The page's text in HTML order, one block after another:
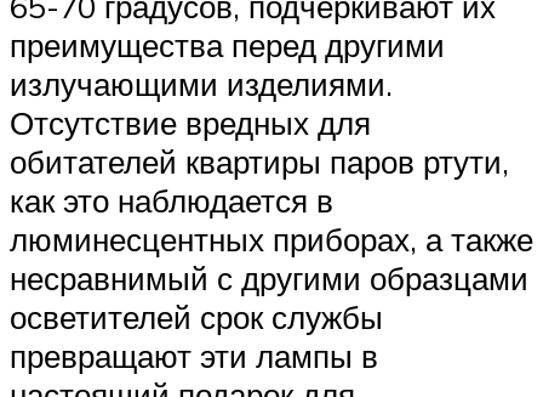
преимущества перед другими
излучающими изделиями.
Отсутствие вредных для
обитателей квартиры паров ртути,
как это наблюдается в
люминесцентных приборах, а также
несравнимый с другими образцами
осветителей срок службы
превращают эти лампы в